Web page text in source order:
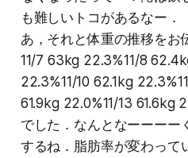
も難しいトコがあるなー．
あ，それと体重の推移をお
11/7 63kg 22.3%11/8
22.3%11/10 62.1kg
61.9kg 22.0%11/13 61.6kg
でした．なんとなーーーー
するね．脂肪率が変わって